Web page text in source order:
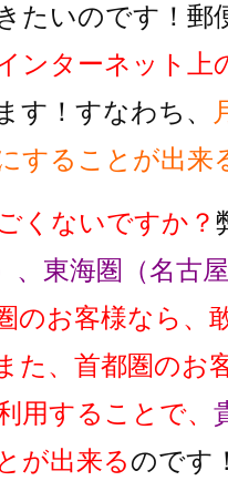
たいのです！
ンターネット上
す！すなわち、
することが出来
くないですか？
、東海圏（名古
のお客様なら、
た、首都圏のお
用することで、
が出来るのです